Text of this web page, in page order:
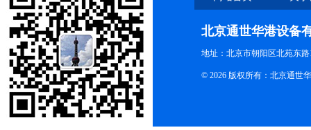
北京通世华港设备
地址：北京市朝阳区北苑东路
© 2026 版权所有：北京通世